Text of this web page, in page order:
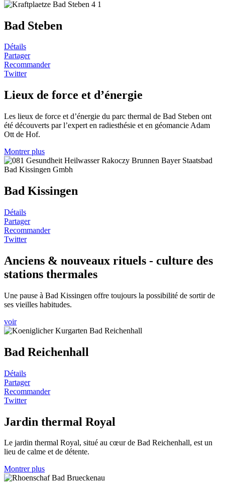
Bad Steben
Détails
Partager
Recommander
Twitter
Lieux de force et d’énergie
Les lieux de force et d’énergie du parc thermal de Bad Steben ont
été découverts par l’expert en radiesthésie et en géomancie Adam
Ott de Hof.
Montrer plus
Bad Kissingen
Détails
Partager
Recommander
Twitter
Anciens & nouveaux rituels - culture des
stations thermales
Une pause à Bad Kissingen offre toujours la possibilité de sortir de
ses vieilles habitudes.
voir
Bad Reichenhall
Détails
Partager
Recommander
Twitter
Jardin thermal Royal
Le jardin thermal Royal, situé au cœur de Bad Reichenhall, est un
lieu de calme et de détente.
Montrer plus